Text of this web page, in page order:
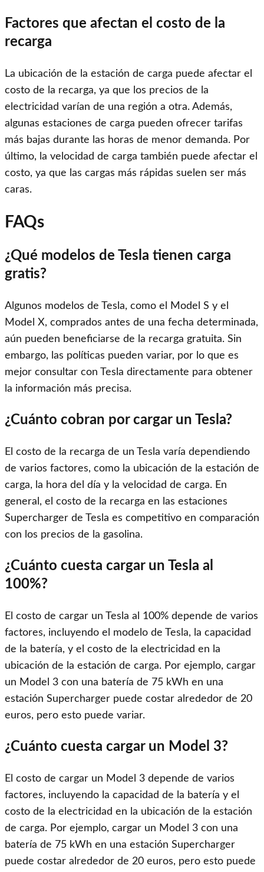
Factores que afectan el costo de la
recarga
La ubicación de la estación de carga puede afectar el
costo de la recarga, ya que los precios de la
electricidad varían de una región a otra. Además,
algunas estaciones de carga pueden ofrecer tarifas
más bajas durante las horas de menor demanda. Por
último, la velocidad de carga también puede afectar el
costo, ya que las cargas más rápidas suelen ser más
caras.
FAQs
¿Qué modelos de Tesla tienen carga
gratis?
Algunos modelos de Tesla, como el Model S y el
Model X, comprados antes de una fecha determinada,
aún pueden beneficiarse de la recarga gratuita. Sin
embargo, las políticas pueden variar, por lo que es
mejor consultar con Tesla directamente para obtener
la información más precisa.
¿Cuánto cobran por cargar un Tesla?
El costo de la recarga de un Tesla varía dependiendo
de varios factores, como la ubicación de la estación de
carga, la hora del día y la velocidad de carga. En
general, el costo de la recarga en las estaciones
Supercharger de Tesla es competitivo en comparación
con los precios de la gasolina.
¿Cuánto cuesta cargar un Tesla al
100%?
El costo de cargar un Tesla al 100% depende de varios
factores, incluyendo el modelo de Tesla, la capacidad
de la batería, y el costo de la electricidad en la
ubicación de la estación de carga. Por ejemplo, cargar
un Model 3 con una batería de 75 kWh en una
estación Supercharger puede costar alrededor de 20
euros, pero esto puede variar.
¿Cuánto cuesta cargar un Model 3?
El costo de cargar un Model 3 depende de varios
factores, incluyendo la capacidad de la batería y el
costo de la electricidad en la ubicación de la estación
de carga. Por ejemplo, cargar un Model 3 con una
batería de 75 kWh en una estación Supercharger
puede costar alrededor de 20 euros, pero esto puede